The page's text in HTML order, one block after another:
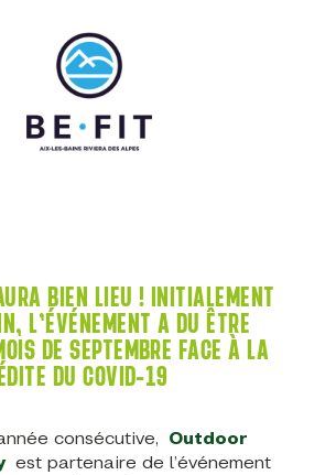
BIEN LIEU ! INITIALEMENT
L’ÉVÉNEMENT A DU ÊTRE
DE SEPTEMBRE FACE À LA
DU COVID-19
consécutive, Outdoor
est partenaire de l’événement